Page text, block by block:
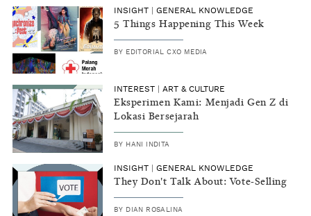
INSIGHT GENERAL KNOWLEDGE
5 Things Happening This Week
BY EDITORIAL CXO MEDIA
INTEREST ART & CULTURE
Eksperimen Kami: Menjadi Gen Z di
Lokasi Bersejarah
BY HANI INDITA
INSIGHT GENERAL KNOWLEDGE
They Don't Talk About: Vote-Selling
BY DIAN ROSALINA